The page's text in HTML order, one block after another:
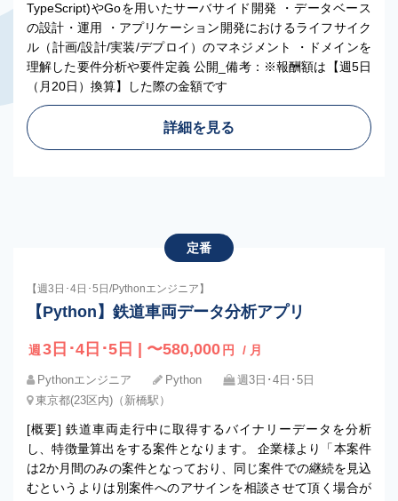
TypeScript)やGoを用いたサーバサイド開発 ・データベース
の設計・運用 ・アプリケーション開発におけるライフサイク
ル（計画/設計/実装/デプロイ）のマネジメント ・ドメインを
理解した要件分析や要件定義 公開_備考：※報酬額は【週5日
（月20日）換算】した際の金額です
詳細を見る
定番
【週3日･4日･5日/Pythonエンジニア】
【Python】鉄道車両データ分析アプリ
週 3日･4日･5日 | 〜580,000 円 / 月
Pythonエンジニア Python
週3日･4日･5日
東京都(23区内)（新橋駅）
[概要] 鉄道車両走行中に取得するバイナリーデータを分析
し、特徴量算出をする案件となります。 企業様より「本案件
は2か月間のみの案件となっており、同じ案件での継続を見込
むというよりは別案件へのアサインを相談させて頂く場合が